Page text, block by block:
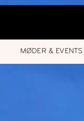
MØDER & EVENTS